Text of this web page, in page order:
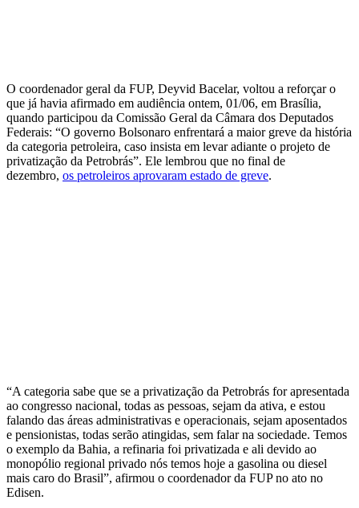
O coordenador geral da FUP, Deyvid Bacelar, voltou a reforçar o
que já havia afirmado em audiência ontem, 01/06, em Brasília,
quando participou da Comissão Geral da Câmara dos Deputados
Federais: “O governo Bolsonaro enfrentará a maior greve da história
da categoria petroleira, caso insista em levar adiante o projeto de
privatização da Petrobrás”. Ele lembrou que no final de
dezembro, os petroleiros aprovaram estado de greve.
“A categoria sabe que se a privatização da Petrobrás for apresentada
ao congresso nacional, todas as pessoas, sejam da ativa, e estou
falando das áreas administrativas e operacionais, sejam aposentados
e pensionistas, todas serão atingidas, sem falar na sociedade. Temos
o exemplo da Bahia, a refinaria foi privatizada e ali devido ao
monopólio regional privado nós temos hoje a gasolina ou diesel
mais caro do Brasil”, afirmou o coordenador da FUP no ato no
Edisen.